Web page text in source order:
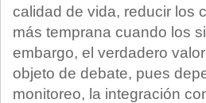
calidad de vida, reducir los
más temprana cuando los
embargo, el verdadero
objeto de debate, pues
monitoreo, la integración